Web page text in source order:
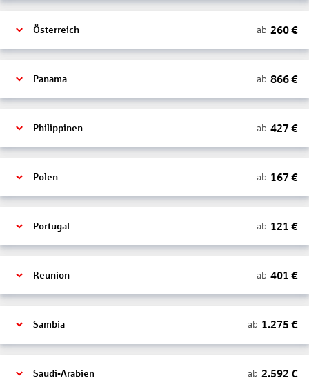
Österreich ab 260€
Panama ab 866€
Philippinen ab 427 €
Polen ab 167 €
Portugal ab 121 €
Reunion ab 401 €
Sambia ab 1.275 €
Saudi-Arabien ab 2.592 €